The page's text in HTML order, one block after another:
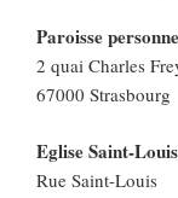
Paroisse
2 quai Charles
67000 Strasbourg
Eglise Saint-Louis
Rue Saint-Louis